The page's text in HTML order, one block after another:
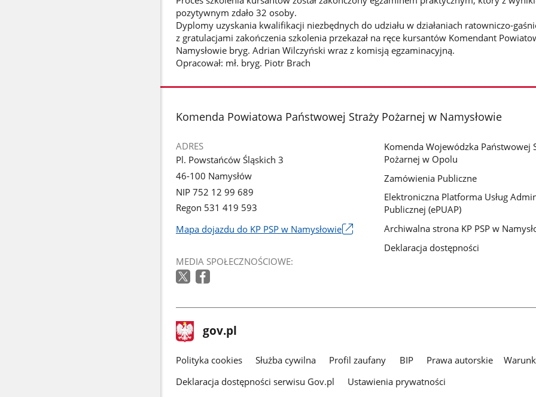
pozytywnym zdało 32 osoby.
Dyplomy uzyskania kwalifikacji niezbędnych do udziału w działaniach ratowniczo-
z gratulacjami zakończenia szkolenia przekazał na ręce kursantów Komendant
Namysłowie bryg. Adrian Wilczyński wraz z komisją egzaminacyjną.
Opracował: mł. bryg. Piotr Brach
stopka
Komenda Powiatowa Państwowej Straży Pożarnej w Namysłowie
ADRES
Pl. Powstańców Śląskich 3
46-100 Namysłów
NIP 752 12 99 689
Regon 531 419 593
Mapa dojazdu do KP PSP w Namysłowie
się
w
MEDIA SPOŁECZNOŚCIOWE:
Komenda Wojewódzka Państwowej
Pożarnej w Opolu
Zamówienia Publiczne
Elektroniczna Platforma Usług
Publicznej (ePUAP)
Archiwalna strona KP PSP w
Deklaracja dostępności
stopka
gov.pl Strona
gov.pl
gov.pl
Polityka cookies Służba cywilna Profil zaufany BIP Prawa autorskie
Deklaracja dostępności serwisu Gov.pl
Ustawienia prywatności